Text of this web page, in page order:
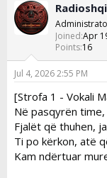
e
a
d
t
a
r
t
e
r
r
t
d
t
Joined Apr
Points 16
Jul 4, 2026 2:55 PM
[Strofa 1 - Vokali
Në pasqyrën
Fjalët që thuhen,
Ti po kërkon, atë
Kam ndërtuar